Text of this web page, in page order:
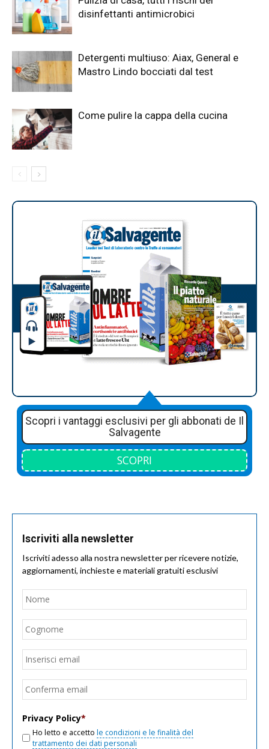
disinfettanti antimicrobici
Detergenti multiuso: Aiax, General e
Mastro Lindo bocciati dal test
Come pulire la cappa della cucina
Scopri i vantaggi esclusivi per gli abbonati de Il
Salvagente
SCOPRI
Iscriviti alla newsletter
Iscriviti adesso alla nostra newsletter per ricevere notizie,
aggiornamenti, inchieste e materiali gratuiti esclusivi
Nome
Email
Privacy Policy*
Ho letto e accetto le condizioni e le finalità del
trattamento dei dati personali